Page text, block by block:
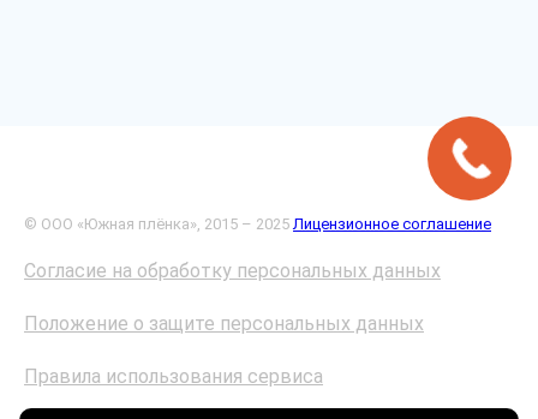
© ООО «Южная плёнка», 2015 – 2025 Лицензионное соглашение
Согласие на обработку персональных данных
Положение о защите персональных данных
Правила использования сервиса